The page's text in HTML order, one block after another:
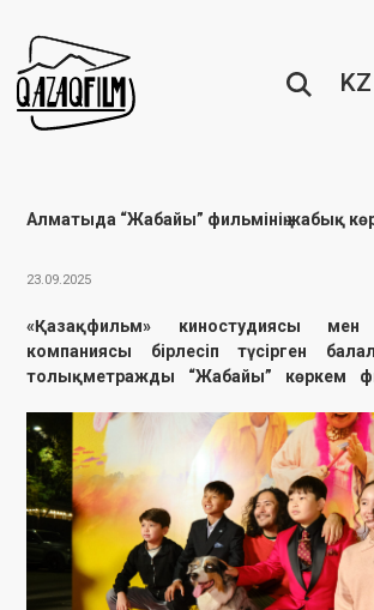
«Қазақфильм» киностудиясы мен «San Tyres»
көрсетілімі өтті.
24 қыркүйек Алматы қаласындағы “Сарыарқа” кинотеатрында
Шәкен Айманов атындағы
«Қазақфильм» киностудиясы мен
«San Tyres» компаниясы бірлесіп түсірген балаларға арналған
толықметражды “Жабайы” көркем фильмінің жабық көрсетілімі
Фильм 25 қыркүйектен бастап бүкіл кинотеатрларда
көрсетілімге шығады.